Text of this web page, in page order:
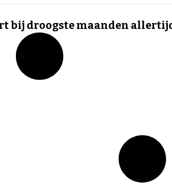
bij droogste maanden